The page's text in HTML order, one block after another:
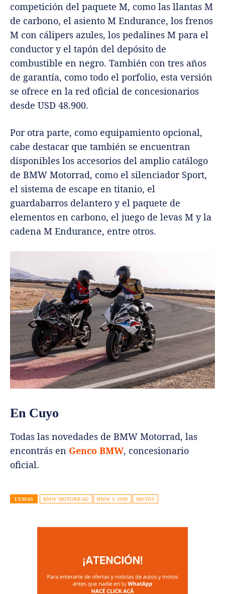
competición del paquete M, como las llantas M
de carbono, el asiento M Endurance, los frenos
M con cálipers azules, los pedalines M para el
conductor y el tapón del depósito de
combustible en negro. También con tres años
de garantía, como todo el porfolio, esta versión
se ofrece en la red oficial de concesionarios
desde USD 48.900.
Por otra parte, como equipamiento opcional,
cabe destacar que también se encuentran
disponibles los accesorios del amplio catálogo
de BMW Motorrad, como el silenciador Sport,
el sistema de escape en titanio, el
guardabarros delantero y el paquete de
elementos en carbono, el juego de levas M y la
cadena M Endurance, entre otros.
En Cuyo
Todas las novedades de BMW Motorrad, las
encontrás en Genco BMW, concesionario
oficial.
TEMAS BMW MOTORRAD BMW S 1000 MOTOS